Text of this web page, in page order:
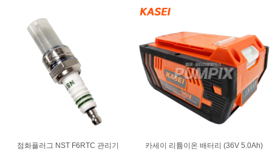
점화플러그 NST F6RTC 관리기
카세이 리튬이온 배터리 (36V 5.0Ah)